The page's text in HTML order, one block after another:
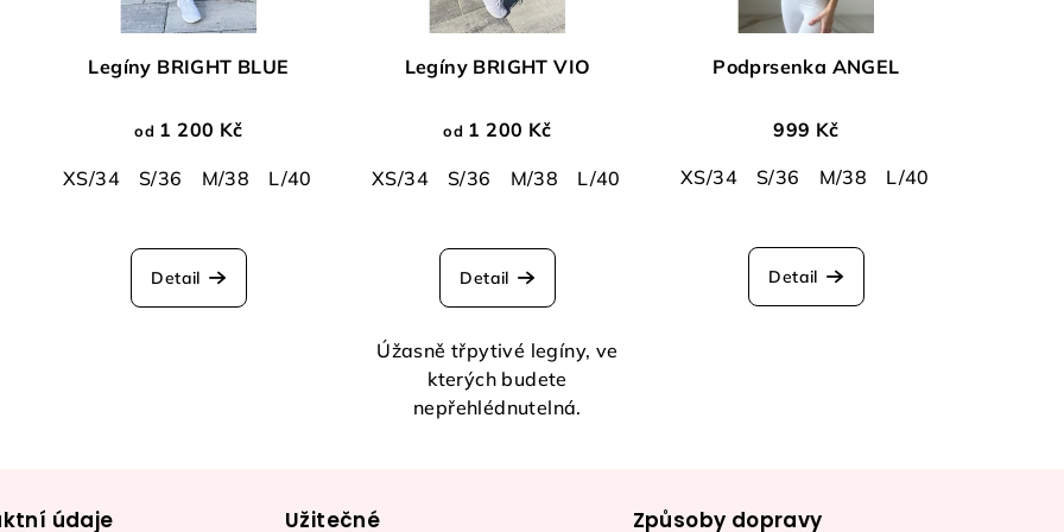
Legíny BRIGHT BLUE
od 1 200 Kč
XS/34 S/36 M/38 L/40 XL/42
hodnocení
produktu
je
Detail
Legíny BRIGHT VIO
od 1 200 Kč
XS/34 S/36 M/38 L/40 XL/42
Detail
Úžasně třpytivé legíny, ve
kterých budete
nepřehlédnutelná.
Podprsenka ANGEL
999 Kč
XS/34
S/36 M/38 L/40
hodnocení
produktu
je
Detail
údaje Užitečné Způsoby dopravy